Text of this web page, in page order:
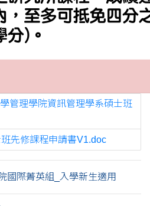
管理學院資訊管理學系碩士班
先修課程申請書V1.doc
國際菁英組_入學新生適用